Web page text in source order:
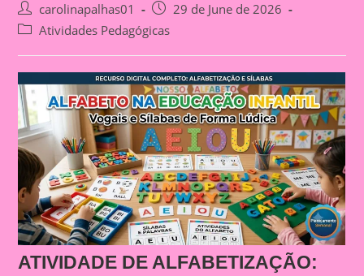
Post
author:
carolinapalhas01
Post
published:
29 de June de 2026
PostAtividades Pedagógicas
ATIVIDADE DE ALFABETIZAÇÃO: